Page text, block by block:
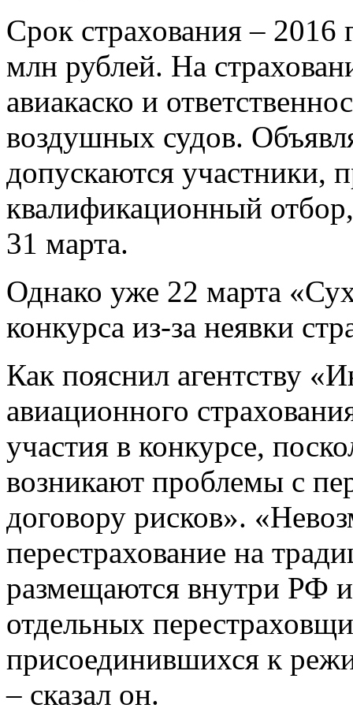
Срок страхования – 2016
млн рублей. На
авиакаско и
воздушных судов.
допускаются участники,
квалификационный
31 марта.
Однако уже 22 марта
конкурса из-за неявки
Как пояснил агентству
авиационного
участия в конкурсе,
возникают проблемы с
договору рисков».
перестрахование на
размещаются внутри РФ
отдельных
присоединившихся к
– сказал он.